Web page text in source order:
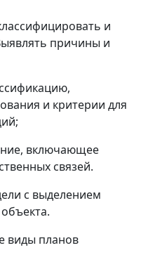
и
причины и
и критерии для
включающее
связей.
с выделением
виды планов